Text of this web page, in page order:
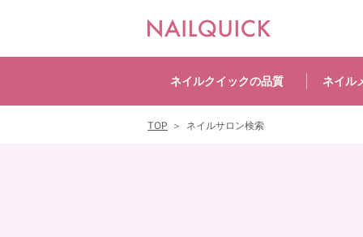
ネイルクイックの品質 ネイル
TOP ネイルサロン検索